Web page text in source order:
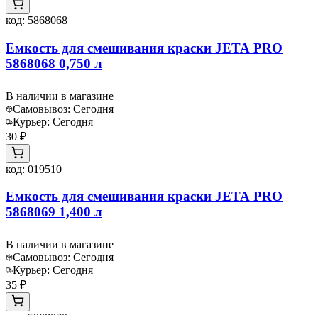
код: 5868068
Емкость для смешивания краски JETA PRO
5868068 0,750 л
В наличии в магазине
Самовывоз: Сегодня
Курьер: Сегодня
30 ₽
код: 019510
Емкость для смешивания краски JETA PRO
5868069 1,400 л
В наличии в магазине
Самовывоз: Сегодня
Курьер: Сегодня
35 ₽